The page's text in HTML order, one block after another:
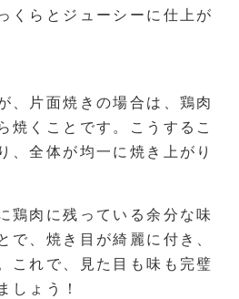
くらとジューシーに仕上が
、片面焼きの場合は、鶏肉
焼くことです。こうするこ
、全体が均一に焼き上がり
鶏肉に残っている余分な味
で、焼き目が綺麗に付き、
これで、見た目も味も完璧
しょう！